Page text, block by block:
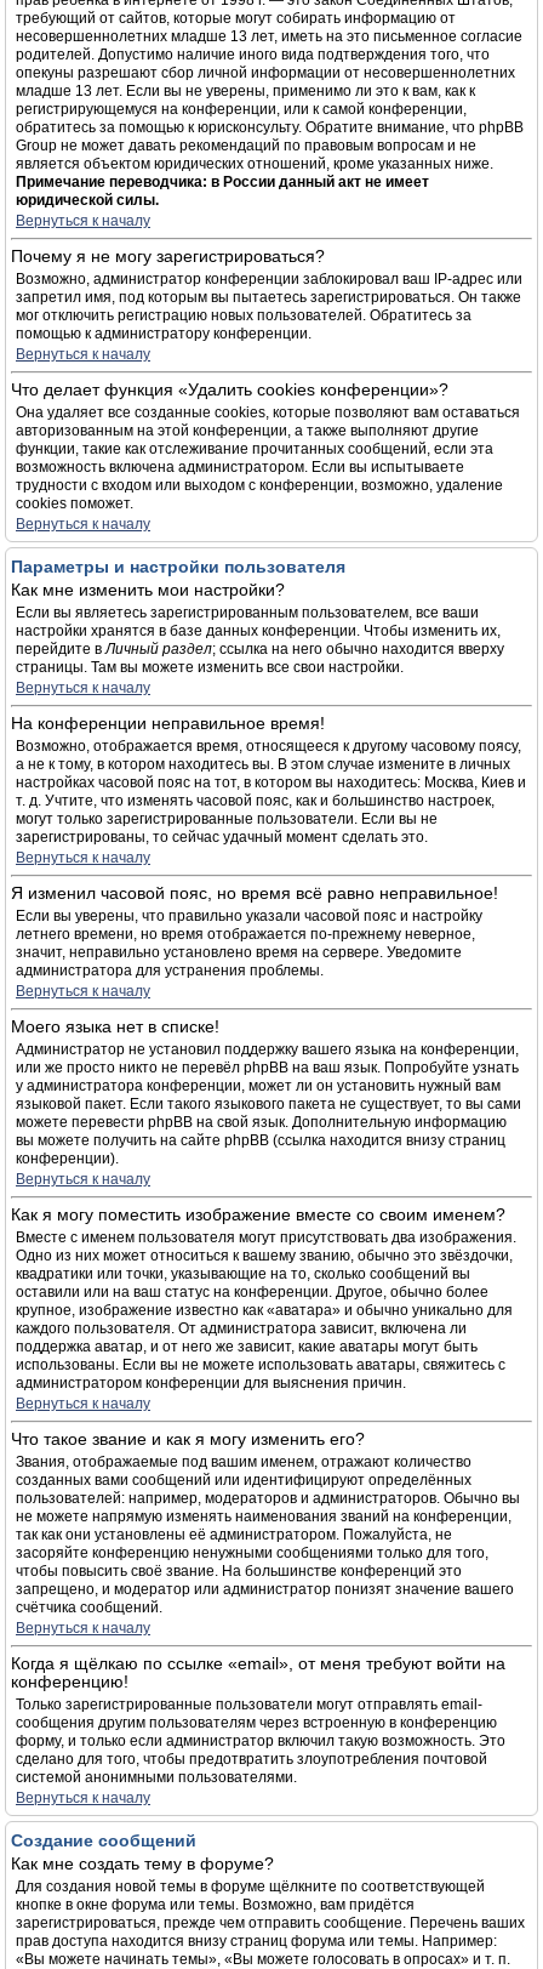
требующий от сайтов, которые могут собирать информацию от
несовершеннолетних младше 13 лет, иметь на это письменное согласие
родителей. Допустимо наличие иного вида подтверждения того, что
опекуны разрешают сбор личной информации от несовершеннолетних
младше 13 лет. Если вы не уверены, применимо ли это к вам, как к
регистрирующемуся на конференции, или к самой конференции,
обратитесь за помощью к юрисконсульту. Обратите внимание, что phpBB
Group не может давать рекомендаций по правовым вопросам и не
является объектом юридических отношений, кроме указанных ниже.
Примечание переводчика: в России данный акт не имеет
юридической силы.
Вернуться к началу
Почему я не могу зарегистрироваться?
Возможно, администратор конференции заблокировал ваш IP-адрес или
запретил имя, под которым вы пытаетесь зарегистрироваться. Он также
мог отключить регистрацию новых пользователей. Обратитесь за
помощью к администратору конференции.
Вернуться к началу
Что делает функция «Удалить cookies конференции»?
Она удаляет все созданные cookies, которые позволяют вам оставаться
авторизованным на этой конференции, а также выполняют другие
функции, такие как отслеживание прочитанных сообщений, если эта
возможность включена администратором. Если вы испытываете
трудности с входом или выходом с конференции, возможно, удаление
cookies поможет.
Вернуться к началу
Параметры и настройки пользователя
Как мне изменить мои настройки?
Если вы являетесь зарегистрированным пользователем, все ваши
настройки хранятся в базе данных конференции. Чтобы изменить их,
перейдите вЛичный раздел; ссылка на него обычно находится вверху
страницы. Там вы можете изменить все свои настройки.
Вернуться к началу
На конференции неправильное время!
Возможно, отображается время, относящееся к другому часовому поясу,
а не к тому, в котором находитесь вы. В этом случае измените в личных
настройках часовой пояс на тот, в котором вы находитесь: Москва, Киев и
т. д. Учтите, что изменять часовой пояс, как и большинство настроек,
могут только зарегистрированные пользователи. Если вы не
зарегистрированы, то сейчас удачный момент сделать это.
Вернуться к началу
Я изменил часовой пояс, но время всё равно неправильное!
Если вы уверены, что правильно указали часовой пояс и настройку
летнего времени, но время отображается по-прежнему неверное,
значит, неправильно установлено время на сервере. Уведомите
администратора для устранения проблемы.
Вернуться к началу
Моего языка нет в списке!
Администратор не установил поддержку вашего языка на конференции,
или же просто никто не перевёл phpBB на ваш язык. Попробуйте узнать
у администратора конференции, может ли он установить нужный вам
языковой пакет. Если такого языкового пакета не существует, то вы сами
можете перевести phpBB на свой язык. Дополнительную информацию
вы можете получить на сайте phpBB (ссылка находится внизу страниц
конференции).
Вернуться к началу
Как я могу поместить изображение вместе со своим именем?
Вместе с именем пользователя могут присутствовать два изображения.
Одно из них может относиться к вашему званию, обычно это звёздочки,
квадратики или точки, указывающие на то, сколько сообщений вы
оставили или на ваш статус на конференции. Другое, обычно более
крупное, изображение известно как «аватара» и обычно уникально для
каждого пользователя. От администратора зависит, включена ли
поддержка аватар, и от него же зависит, какие аватары могут быть
использованы. Если вы не можете использовать аватары, свяжитесь с
администратором конференции для выяснения причин.
Вернуться к началу
Что такое звание и как я могу изменить его?
Звания, отображаемые под вашим именем, отражают количество
созданных вами сообщений или идентифицируют определённых
пользователей: например, модераторов и администраторов. Обычно вы
не можете напрямую изменять наименования званий на конференции,
так как они установлены её администратором. Пожалуйста, не
засоряйте конференцию ненужными сообщениями только для того,
чтобы повысить своё звание. На большинстве конференций это
запрещено, и модератор или администратор понизят значение вашего
счётчика сообщений.
Вернуться к началу
Когда я щёлкаю по ссылке «email», от меня требуют войти на
конференцию!
Только зарегистрированные пользователи могут отправлять email-
сообщения другим пользователям через встроенную в конференцию
форму, и только если администратор включил такую возможность. Это
сделано для того, чтобы предотвратить злоупотребления почтовой
системой анонимными пользователями.
Вернуться к началу
Создание сообщений
Как мне создать тему в форуме?
Для создания новой темы в форуме щёлкните по соответствующей
кнопке в окне форума или темы. Возможно, вам придётся
зарегистрироваться, прежде чем отправить сообщение. Перечень ваших
прав доступа находится внизу страниц форума или темы. Например:
«Вы можете начинать темы», «Вы можете голосовать в опросах» и т. п.